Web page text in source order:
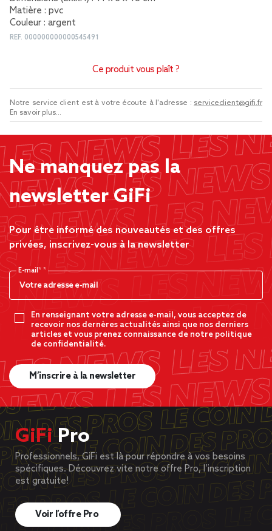
Matière : pvc
Couleur : argent
REF. 000000000000545491
Ce produit vous plaît ?
Notre service client est à votre écoute à l'adresse : serviceclient@gifi.fr
En savoir plus...
Ne manquez pas la
newsletter GiFi
Pour être informé des nouveautés et des offres
privées, inscrivez-vous à la newsletter
E-mail*
En renseignant votre adresse e-mail, vous acceptez de
recevoir nos dernères actualités ainsi que nos derniers
articles et vous prenez connaissance de notre politique
de confidentialité.
M’inscrire à la newsletter
GiFiPro
Professionnels, GiFi est là pour répondre à vos besoins
spécifiques. Découvrez vite notre offre Pro, l’inscription
est gratuite!
Voir l’offre Pro